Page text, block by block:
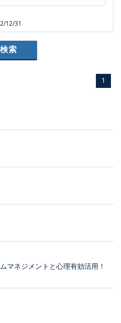
12/31
1
マネジメントと心理有効活用！